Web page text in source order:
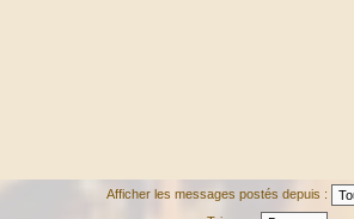
Afficher les messages postés depuis :